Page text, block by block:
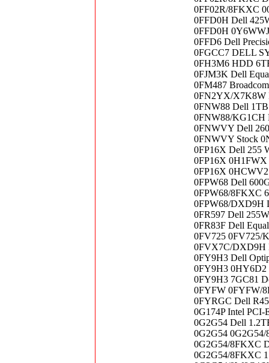
0FF02R/8FKXC
0FFD0H Dell
0FFD0H
0FFD6 Dell
0FGCC7 DELL
0FH3M6 HDD
0FJM3K Dell
0FM487
0FN2YX/X7K8W
0FNW88 Dell
0FNW88/KG1CH
0FNWVY Dell
0FNWVY Stock
0FP16X Dell 255
0FP16X 0H1FWX
0FP16X
0FPW68 Dell
0FPW68/8FKXC
0FPW68/DXD9H
0FR597 Dell
0FR83F Dell
0FV725 0FV725/
0FVX7C/DXD9H
0FY9H3 Dell
0FY9H3 0HY6D2
0FY9H3 7GC81
0FYFW 0FYFW/
0FYRGC Dell
0G174P Intel PCI-
0G2G54 Dell
0G2G54
0G2G54/8FKXC
0G2G54/8FKXC